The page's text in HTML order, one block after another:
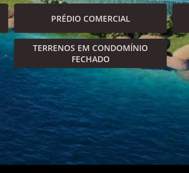
PRÉDIO COMERCIAL
TERRENOS EM CONDOMÍNIO
FECHADO